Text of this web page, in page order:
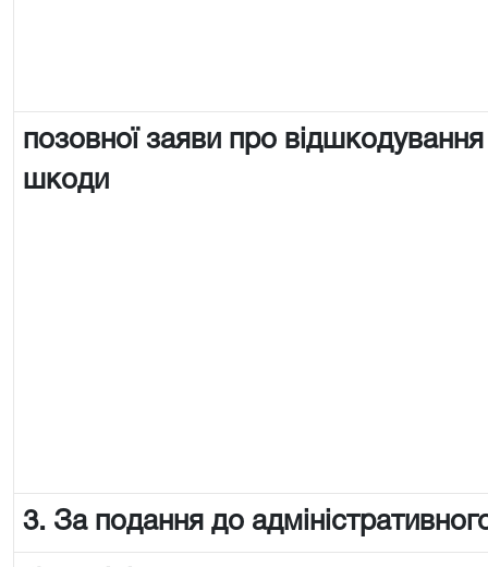
позовної заяви про
шкоди
3. За подання до